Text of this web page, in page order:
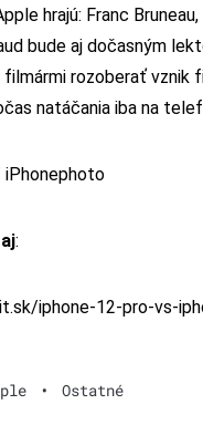
hrajú: Franc
bude aj dočasným
filmármi rozoberať vznik
natáčania iba na
:
iphone-12-pro-vs-
• Ostatné